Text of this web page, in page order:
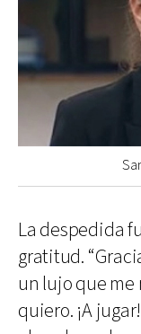
La despedida
gratitud.
un lujo que me
quiero. ¡A